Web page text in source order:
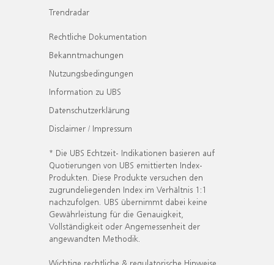
Trendradar
Rechtliche Dokumentation
Bekanntmachungen
Nutzungsbedingungen
Information zu UBS
Datenschutzerklärung
Disclaimer / Impressum
* Die UBS Echtzeit- Indikationen basieren auf
Quotierungen von UBS emittierten Index-
Produkten. Diese Produkte versuchen den
zugrundeliegenden Index im Verhältnis 1:1
nachzufolgen. UBS übernimmt dabei keine
Gewährleistung für die Genauigkeit,
Vollständigkeit oder Angemessenheit der
angewandten Methodik.